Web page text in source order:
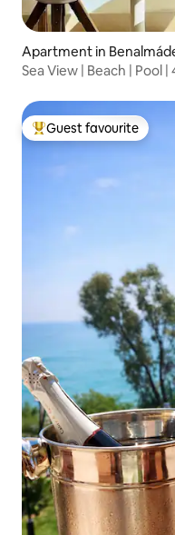
Apartment in
Sea View | Beach | Pool
Top guest favourite
Guest favourite